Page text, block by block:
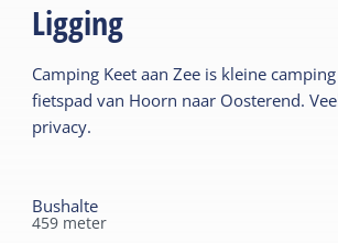
Ligging
Camping Keet aan Zee is kleine
fietspad van Hoorn naar Oosterend.
privacy.
Bushalte
459 meter